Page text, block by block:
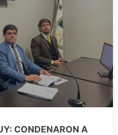
CONDENARON A